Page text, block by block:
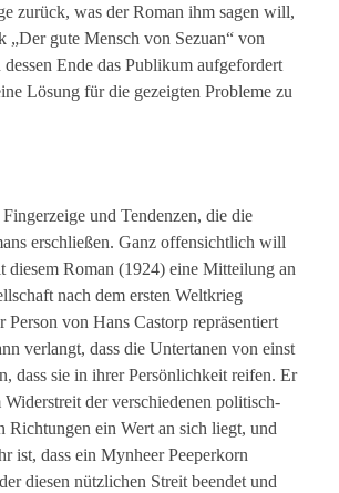
zurück, was der Roman ihm sagen will,
„Der gute Mensch von Sezuan“ von
Ende das Publikum aufgefordert
Lösung für die gezeigten Probleme zu
und Tendenzen, die die
erschließen. Ganz offensichtlich will
diesem Roman (1924) eine Mitteilung an
nach dem ersten Weltkrieg
Person von Hans Castorp repräsentiert
verlangt, dass die Untertanen von einst
dass sie in ihrer Persönlichkeit reifen. Er
Widerstreit der verschiedenen politisch-
Richtungen ein Wert an sich liegt, und
ist, dass ein Mynheer Peeperkorn
diesen nützlichen Streit beendet und